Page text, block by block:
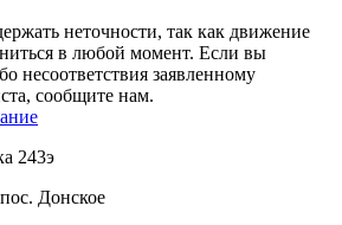
неточности, так как движение
в любой момент. Если вы
несоответствия заявленному
сообщите нам.
243э
Донское